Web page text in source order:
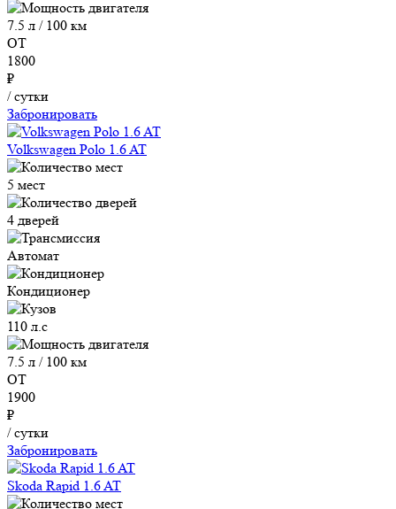
7.5 л / 100 км
ОТ
1800
₽
/ сутки
Забронировать
Volkswagen Polo 1.6 AT
5 мест
4 дверей
Автомат
Кондиционер
110 л.с
7.5 л / 100 км
ОТ
1900
₽
/ сутки
Забронировать
Skoda Rapid 1.6 AT